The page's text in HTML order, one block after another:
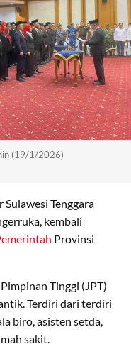
(19/1/2026)
Sulawesi Tenggara
kembali
Provinsi
Tinggi (JPT)
Terdiri dari terdiri
biro, asisten setda,
sakit.